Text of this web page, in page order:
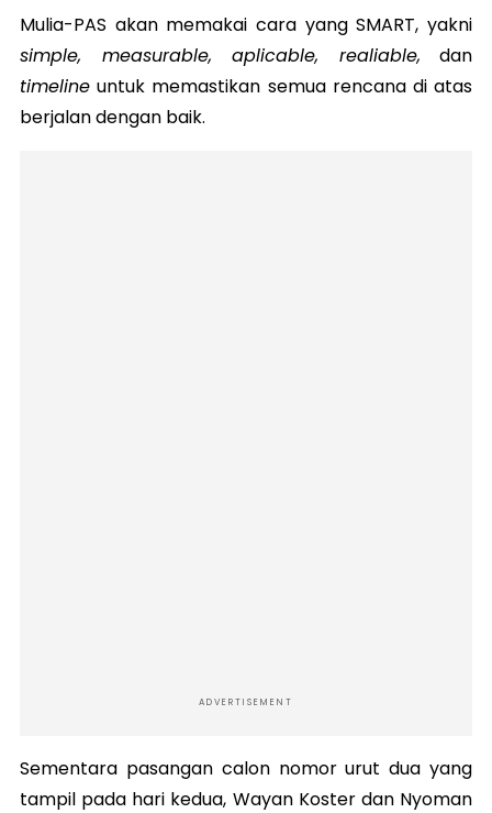
Mulia-PAS akan memakai cara yang SMART, yakni
simple, measurable, aplicable, realiable, dan
timeline untuk memastikan semua rencana di atas
berjalan dengan baik.
ADVERTISEMENT
Sementara pasangan calon nomor urut dua yang
tampil pada hari kedua, Wayan Koster dan Nyoman